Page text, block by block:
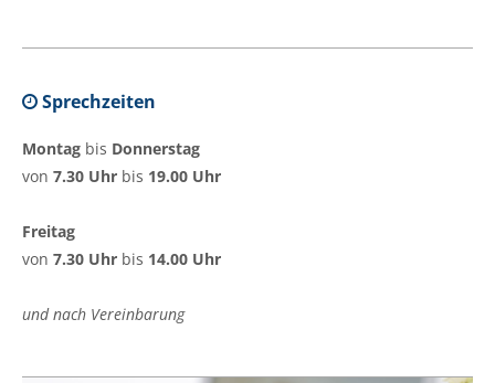
Sprechzeiten
Montag bis Donnerstag
von 7.30 Uhr bis 19.00 Uhr
Freitag
von 7.30 Uhr bis 14.00 Uhr
und nach Vereinbarung